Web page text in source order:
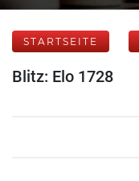
STARTSEITE
Blitz: Elo 1728